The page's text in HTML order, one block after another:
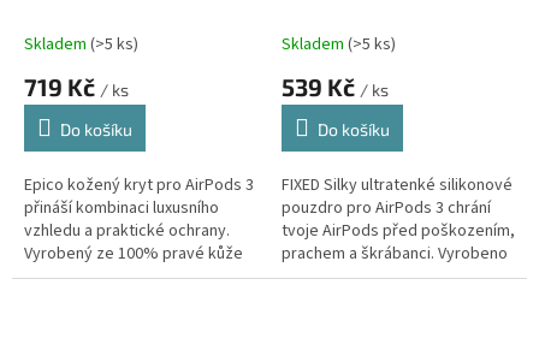
Skladem (>5 ks)
719 Kč / ks
Do košíku
Epico kožený kryt pro AirPods 3
přináší kombinaci luxusního
vzhledu a praktické ochrany.
Vyrobený ze 100% pravé kůže
dodá tvým AirPodům styl, který
Skladem (>5 ks)
539 Kč / ks
Do košíku
FIXED Silky ultratenké silikonové
pouzdro pro AirPods 3 chrání
tvoje AirPods před poškozením,
prachem a škrábanci. Vyrobeno
z jemného Liquid Silikonu s soft-